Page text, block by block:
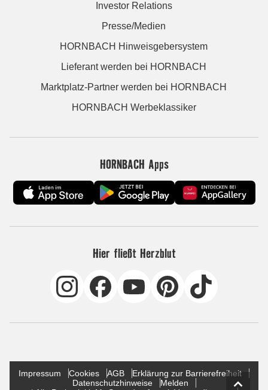
Investor Relations
Presse/Medien
HORNBACH Hinweisgebersystem
Lieferant werden bei HORNBACH
Marktplatz-Partner werden bei HORNBACH
HORNBACH Werbeklassiker
HORNBACH Apps
Hier fließt Herzblut
Impressum Cookies AGB
Erklärung zur Barrierefreiheit
Datenschutzhinweise
Melden